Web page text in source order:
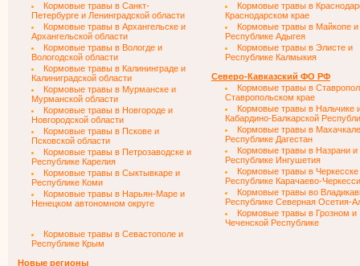
Кормовые травы в Санкт-
Петербурге и Ленинградской области
Кормовые травы в Архангельске и
Архангельской области
Кормовые травы в Вологде и
Вологодской области
Кормовые травы в Калининграде и
Калиниградской области
Кормовые травы в Мурманске и
Мурманской области
Кормовые травы в Новгороде и
Новгородской области
Кормовые травы в Пскове и
Псковской области
Кормовые травы в Петрозаводске и
Республике Карелия
Кормовые травы в Сыктывкаре и
Республике Коми
Кормовые травы в Нарьян-Маре и
Ненецком автономном округе
Кормовые травы в Севастополе и
Республике Крым
Новые регионы
Кормовые травы в
Краснодарском крае
Кормовые травы в Майкопе и
Республике Адыгея
Кормовые травы в Элисте и
Республике Калмыкия
Северо-Кавказский ФО РФ
Кормовые травы в
Ставропольском крае
Кормовые травы в Нальчике
Кабардино-Балкарской
Кормовые травы в
Республике Дагестан
Кормовые травы в Назрани и
Республике Ингушетия
Кормовые травы в Черкесске
Республике Карачаево-
Кормовые травы во
Республике Северная Осетия-
Кормовые травы в Грозном и
Чеченской Республике